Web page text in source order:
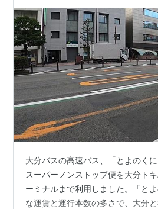
大分バスの高速バス、「とよのくに
スーパーノンストップ便を大分ト
ーミナルまで利用しました。「と
な運賃と運行本数の多さで、大分